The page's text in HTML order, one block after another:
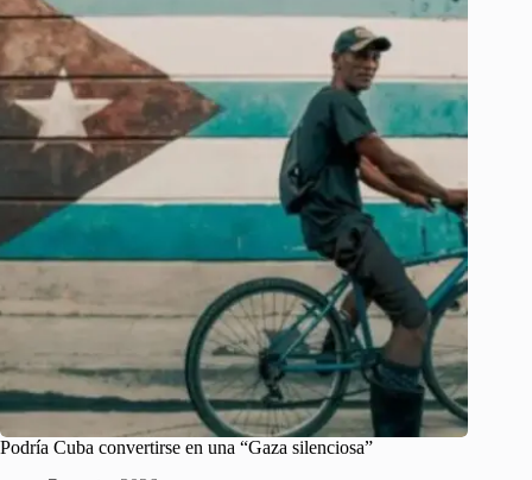
Podría Cuba convertirse en una “Gaza silenciosa”